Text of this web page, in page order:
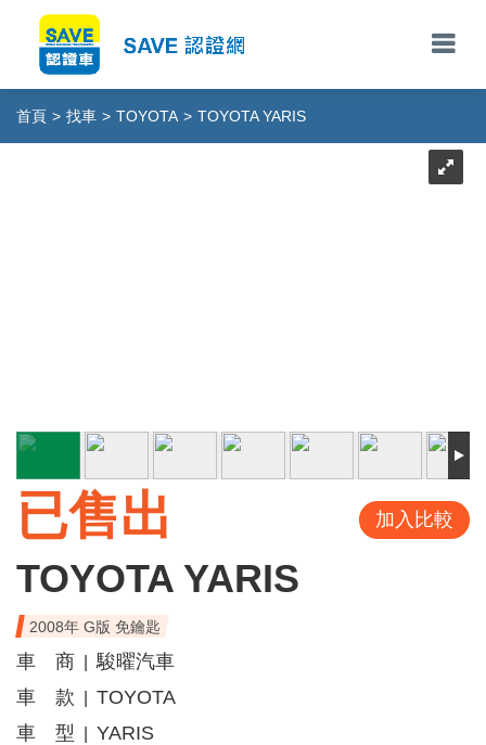
首頁 > 找車 > TOYOTA > TOYOTA YARIS
已售出 加入比較
TOYOTA YARIS
2008年 G版 免鑰匙
車 商
駿曜汽車
車 款
TOYOTA
車 型
YARIS